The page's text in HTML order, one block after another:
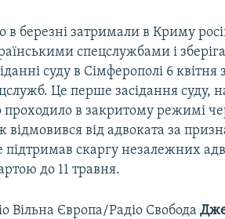
в березні затримали в Криму
спецслужбами і
суду в Сімферополі 6
Це перше засідання суду,
проходило в закритому режимі
відмовився від адвоката за
підтримав скаргу незалежних
до 11 травня.
Вільна Європа/Радіо Свобода